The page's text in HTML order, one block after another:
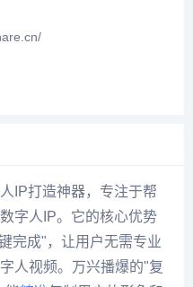
IP打造神器，专注于帮
字人IP。它的核心优势
完成"，让用户无需专业
人视频。万兴播爆的"复